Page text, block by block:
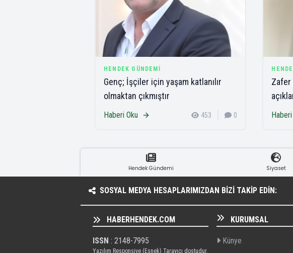
HENDEK GÜNDEMI
Genç; İşçiler için yaşam katlanılır
olmaktan çıkmıştır
Haberi Oku 453 0
Zafer
Haberi
Hendek Gündemi Siyaset
SOSYAL MEDYA HESAPLARIMIZDAN BIZI TAKIP EDIN:
HABERHENDEK.COM
ISSN : 2148-7995
Yazılım Responsive (Esnek) Tarayıcı dostudur.
KURUMSAL
Künye